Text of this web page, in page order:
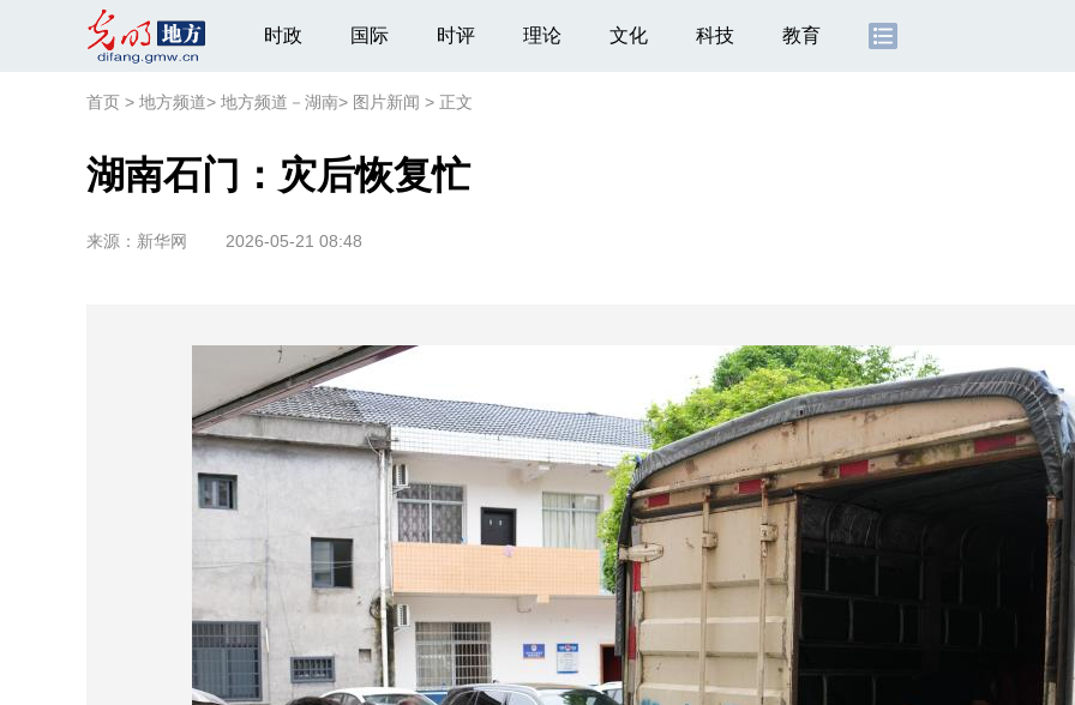
时政 国际 时评 理论 文化 科技 教育
首页 > 地方频道> 地方频道－湖南> 图片新闻 > 正文
湖南石门：灾后恢复忙
来源： 新华网 2026-05-21 08:48